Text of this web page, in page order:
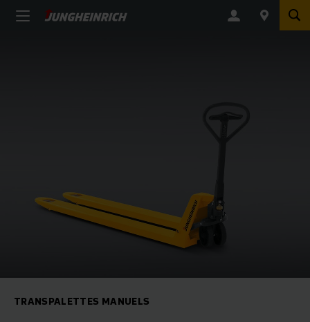
TRANSPALETTES MANUELS